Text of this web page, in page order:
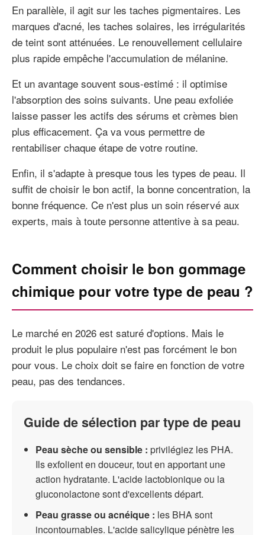
En parallèle, il agit sur les taches pigmentaires. Les
marques d'acné, les taches solaires, les irrégularités
de teint sont atténuées. Le renouvellement cellulaire
plus rapide empêche l'accumulation de mélanine.
Et un avantage souvent sous-estimé : il optimise
l'absorption des soins suivants. Une peau exfoliée
laisse passer les actifs des sérums et crèmes bien
plus efficacement. Ça va vous permettre de
rentabiliser chaque étape de votre routine.
Enfin, il s'adapte à presque tous les types de peau. Il
suffit de choisir le bon actif, la bonne concentration, la
bonne fréquence. Ce n'est plus un soin réservé aux
experts, mais à toute personne attentive à sa peau.
Comment choisir le bon gommage
chimique pour votre type de peau ?
Le marché en 2026 est saturé d'options. Mais le
produit le plus populaire n'est pas forcément le bon
pour vous. Le choix doit se faire en fonction de votre
peau, pas des tendances.
Guide de sélection par type de peau
Peau sèche ou sensible : privilégiez les PHA.
Ils exfolient en douceur, tout en apportant une
action hydratante. L'acide lactobionique ou la
gluconolactone sont d'excellents départ.
Peau grasse ou acnéique : les BHA sont
incontournables. L'acide salicylique pénètre les